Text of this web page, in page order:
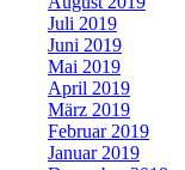
Juli 2019
Juni 2019
Mai 2019
April 2019
März 2019
Februar 2019
Januar 2019